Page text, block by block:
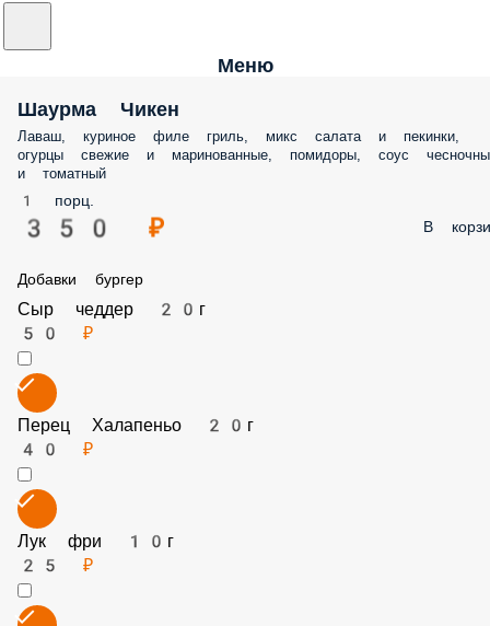
Меню
Шаурма Чикен
Лаваш, куриное филе гриль, микс салата и пекинки, огурцы свежие
маринованные, помидоры, соус чесночный и томатный
1 порц.
350 ₽
Сыр чеддер 20г
50 ₽
Перец Халапеньо 20г
25 ₽